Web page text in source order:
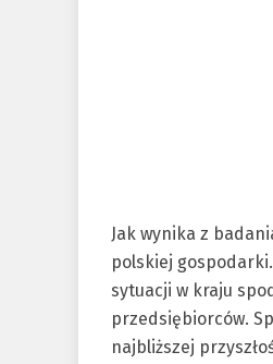
Jak wynika z
polskiej
sytuacji w kraju
przedsiębiorców.
najbliższej